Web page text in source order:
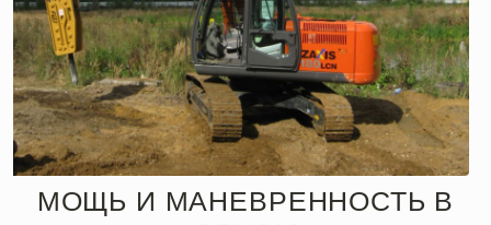
МОЩЬ И МАНЕВРЕННОСТЬ В